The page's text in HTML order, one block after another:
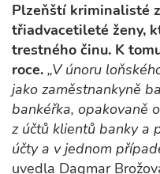
Plzeňští kriminalisté
třiadvacetileté ženy,
trestného činu. K
roce. „V únoru
jako zaměstnankyně
bankéřka, opakovaně
z účtů klientů banky a
účty a v jednom
uvedla Dagmar